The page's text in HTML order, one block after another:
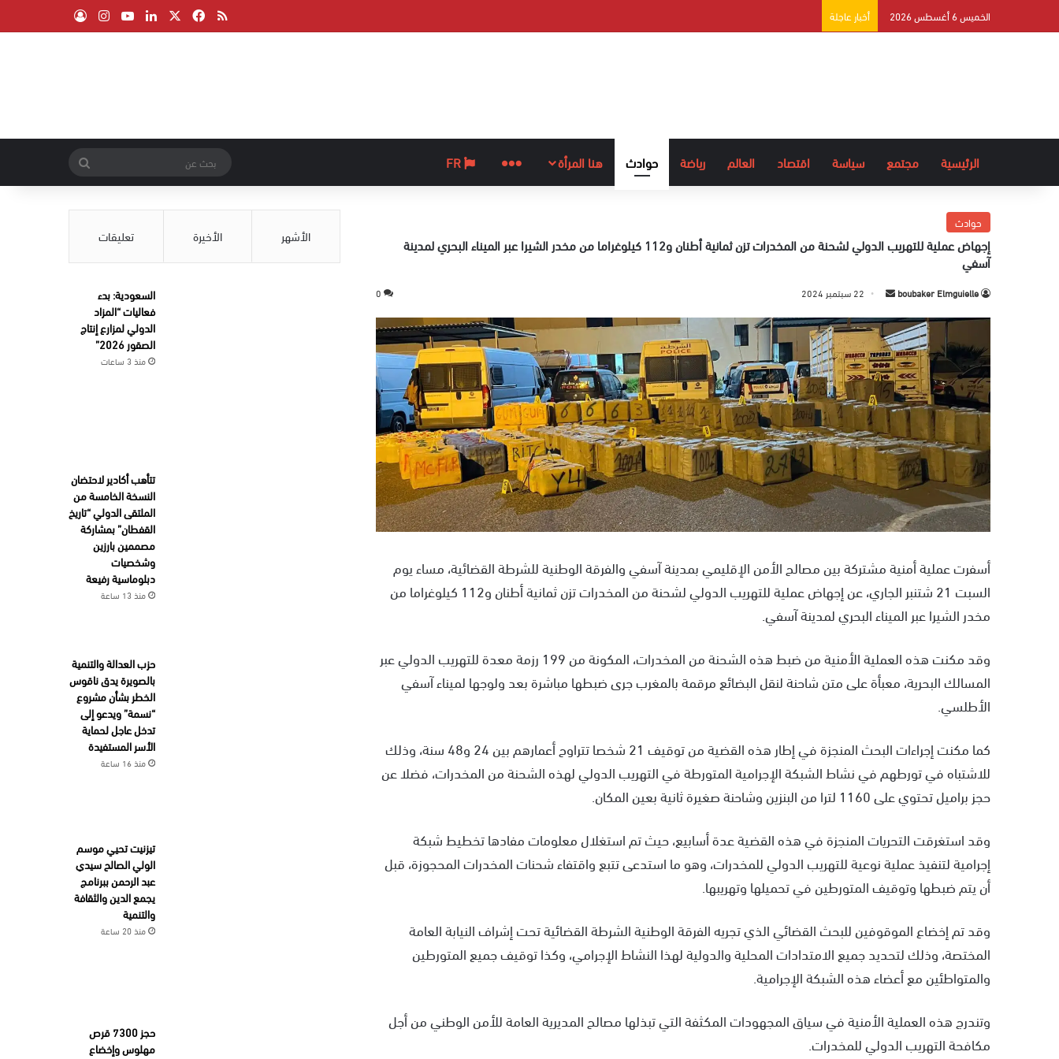
الخميس 6 أغسطس 2026 أخبار عاجلة ملخص الموقع RSS
فيسبوك لينكدإن ‫YouTube
انستقرام
الرئيسية مجتمع سياسة اقتصاد العالم رياضة حوادث هنا المرأة المزيد
عن
حوادث
إجهاض عملية للتهريب الدولي لشحنة من المخدرات تزن ثمانية أطنان و112 كيلوغراما من مخدر الشيرا عبر الميناء البحري لمدينة
آسفي
boubaker Elmguielle
س
ل
ب
ر
ي
ا
إ
ل
ك
ت
ن
ي
22 سبتمبر 2024 0
أسفرت عملية أمنية مشتركة بين مصالح الأمن الإقليمي بمدينة آسفي والفرقة الوطنية للشرطة القضائية، مساء يوم
السبت 21 شتنبر الجاري، عن إجهاض عملية للتهريب الدولي لشحنة من المخدرات تزن ثمانية أطنان و112 كيلوغراما من
مخدر الشيرا عبر الميناء البحري لمدينة آسفي.
وقد مكنت هذه العملية الأمنية من ضبط هذه الشحنة من المخدرات، المكونة من 199 رزمة معدة للتهريب الدولي عبر
المسالك البحرية، معبأة على متن شاحنة لنقل البضائع مرقمة بالمغرب جرى ضبطها مباشرة بعد ولوجها لميناء آسفي
الأطلسي.
كما مكنت إجراءات البحث المنجزة في إطار هذه القضية من توقيف 21 شخصا تتراوح أعمارهم بين 24 و48 سنة، وذلك
للاشتباه في تورطهم في نشاط الشبكة الإجرامية المتورطة في التهريب الدولي لهذه الشحنة من المخدرات، فضلا عن
حجز براميل تحتوي على 1160 لترا من البنزين وشاحنة صغيرة ثانية بعين المكان.
وقد استغرقت التحريات المنجزة في هذه القضية عدة أسابيع، حيث تم استغلال معلومات مفادها تخطيط شبكة
إجرامية لتنفيذ عملية نوعية للتهريب الدولي للمخدرات، وهو ما استدعى تتبع واقتفاء شحنات المخدرات المحجوزة، قبل
أن يتم ضبطها وتوقيف المتورطين في تحميلها وتهريبها.
وقد تم إخضاع الموقوفين للبحث القضائي الذي تجريه الفرقة الوطنية الشرطة القضائية تحت إشراف النيابة العامة
المختصة، وذلك لتحديد جميع الامتدادات المحلية والدولية لهذا النشاط الإجرامي، وكذا توقيف جميع المتورطين
والمتواطئين مع أعضاء هذه الشبكة الإجرامية.
وتندرج هذه العملية الأمنية في سياق المجهودات المكثفة التي تبذلها مصالح المديرية العامة للأمن الوطني من أجل
مكافحة التهريب الدولي للمخدرات.
الأشهر الأخيرة تعليقات
السعودية: بدء
فعاليات “المزاد
الدولي لمزارع إنتاج
الصقور 2026”
منذ 3 ساعات
تتأهب أكادير لاحتضان
النسخة الخامسة من
الملتقى الدولي “تاريخ
القفطان” بمشاركة
مصممين بارزين
وشخصيات
دبلوماسية رفيعة
منذ 13 ساعة
حزب العدالة والتنمية
بالصويرة يدق ناقوس
الخطر بشأن مشروع
“نسمة” ويدعو إلى
تدخل عاجل لحماية
الأسر المستفيدة
منذ 16 ساعة
تيزنيت تحيي موسم
الولي الصالح سيدي
عبد الرحمن ببرنامج
يجمع الدين والثقافة
والتنمية
منذ 20 ساعة
حجز 7300 قرص
مهلوس وإخضاع